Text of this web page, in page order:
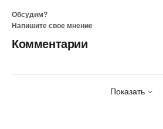
Обсудим?
Напишите свое мнение
Комментарии
Показать